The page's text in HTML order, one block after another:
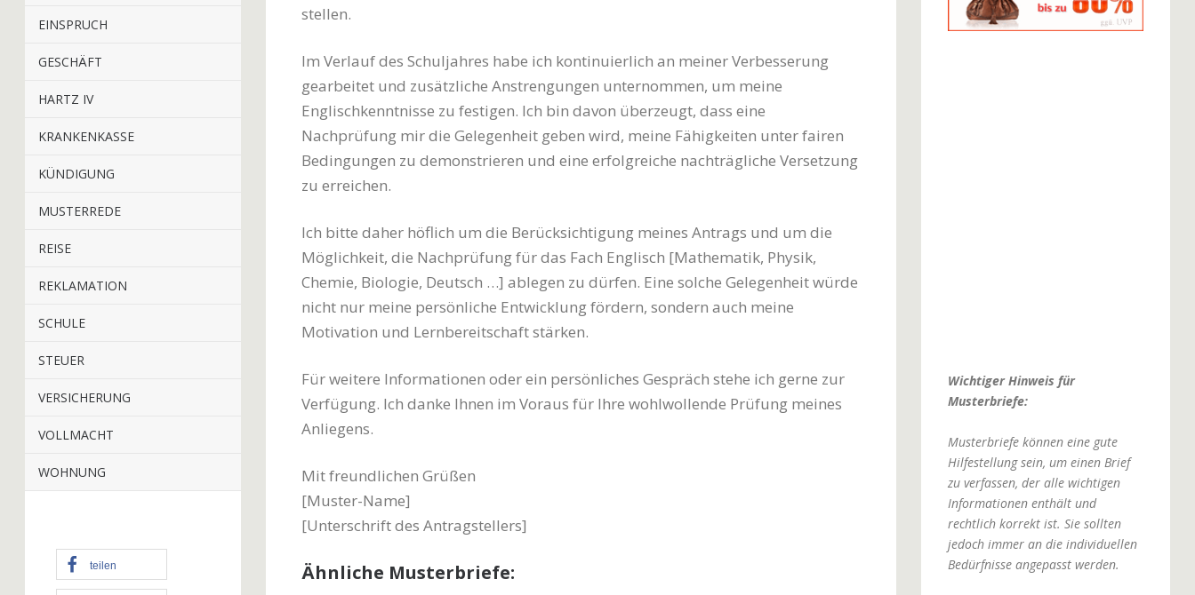
EINSPRUCH
GESCHÄFT
HARTZ IV
KRANKENKASSE
KÜNDIGUNG
MUSTERREDE
REISE
REKLAMATION
SCHULE
STEUER
VERSICHERUNG
VOLLMACHT
WOHNUNG
teilen
stellen.
Im Verlauf des Schuljahres habe ich kontinuierlich an meiner Verbesserung
gearbeitet und zusätzliche Anstrengungen unternommen, um meine
Englischkenntnisse zu festigen. Ich bin davon überzeugt, dass eine
Nachprüfung mir die Gelegenheit geben wird, meine Fähigkeiten unter fairen
Bedingungen zu demonstrieren und eine erfolgreiche nachträgliche Versetzung
zu erreichen.
Ich bitte daher höflich um die Berücksichtigung meines Antrags und um die
Möglichkeit, die Nachprüfung für das Fach Englisch [Mathematik, Physik,
Chemie, Biologie, Deutsch …] ablegen zu dürfen. Eine solche Gelegenheit würde
nicht nur meine persönliche Entwicklung fördern, sondern auch meine
Motivation und Lernbereitschaft stärken.
Für weitere Informationen oder ein persönliches Gespräch stehe ich gerne zur
Verfügung. Ich danke Ihnen im Voraus für Ihre wohlwollende Prüfung meines
Anliegens.
Mit freundlichen Grüßen
[Muster-Name]
[Unterschrift des Antragstellers]
Ähnliche Musterbriefe:
Wichtiger Hinweis für
Musterbriefe:
Musterbriefe können eine gute
Hilfestellung sein, um einen Brief
zu verfassen, der alle wichtigen
Informationen enthält und
rechtlich korrekt ist. Sie sollten
jedoch immer an die individuellen
Bedürfnisse angepasst werden.